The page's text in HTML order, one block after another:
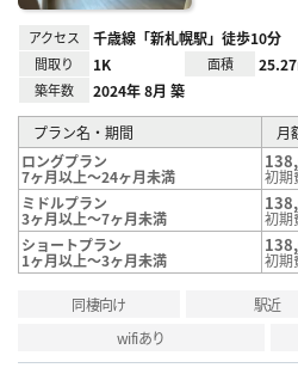
アクセス 千歳線「新札幌駅」徒歩10分
間取り 1K 面積
築年数 2024年 8月 築
プラン名・期間
月
ロングプラン
7ヶ月以上～24ヶ月未満
初期
ミドルプラン
3ヶ月以上～7ヶ月未満
初期
ショートプラン
1ヶ月以上～3ヶ月未満 初期
同棲向け 駅近
wifiあり